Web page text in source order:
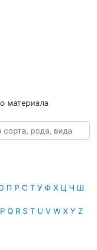
материала
П Р С Т У Ф Х Ц Ч Ш
P Q R S T U V W X Y Z